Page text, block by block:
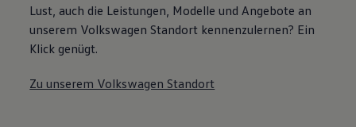
Lust, auch die Leistungen, Modelle und Angebote an
unserem Volkswagen Standort kennenzulernen? Ein
Klick genügt.
Zu unserem Volkswagen Standort